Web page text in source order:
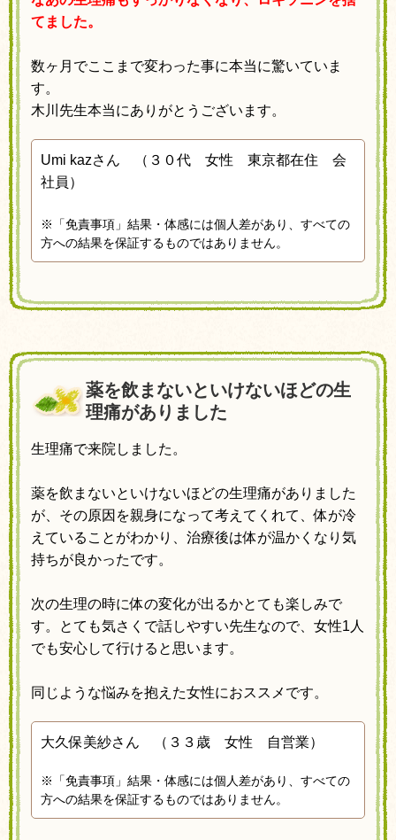
てました。
数ヶ月でここまで変わった事に本当に驚いていま
す。
木川先生本当にありがとうございます。
Umi kazさん （３０代 女性 東京都在住 会
社員）
※「免責事項」結果・体感には個人差があり、すべての
方への結果を保証するものではありません。
薬を飲まないといけないほどの生
理痛がありました
生理痛で来院しました。
薬を飲まないといけないほどの生理痛がありました
が、 その原因を親身になって考えてくれて、体が冷
えていることがわかり、 治療後は体が温かくなり気
持ちが良かったです。
次の生理の時に体の変化が出るかとても楽しみで
す。
とても気さくで話しやすい先生なので、 女性1 人
でも安心して行けると思います。
同じような悩みを抱えた女性におススメです。
大久保美紗さん （３３歳 女性 自営業）
※「免責事項」結果・体感には個人差があり、すべての
方への結果を保証するものではありません。